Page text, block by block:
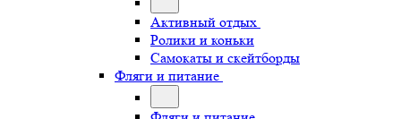
Активный отдых
Ролики и коньки
Самокаты и скейтборды
Фляги и питание